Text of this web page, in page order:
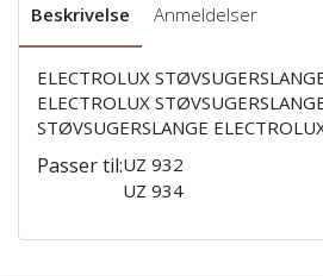
Beskrivelse Anmeldelser
ELECTROLUX
ELECTROLUX
STØVSUGERSLANGE
Passer til:UZ 932
UZ 934